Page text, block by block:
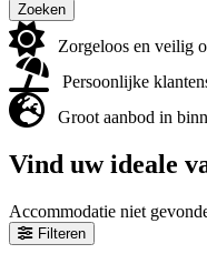
Zoeken
Zorgeloos en veilig
Persoonlijke
Groot aanbod in
Vind uw ideale
Accommodatie niet
Filteren